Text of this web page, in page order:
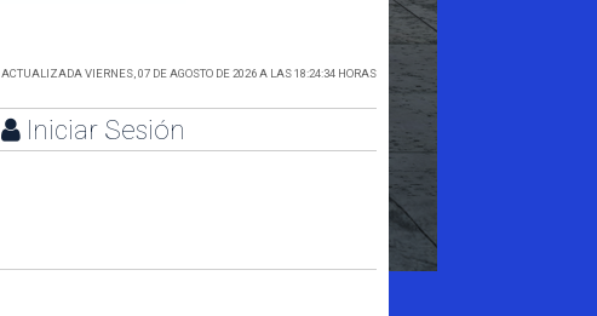
ACTUALIZADA VIERNES, 07 DE AGOSTO DE 2026 A LAS 18:24:34 HORAS
Iniciar Sesión